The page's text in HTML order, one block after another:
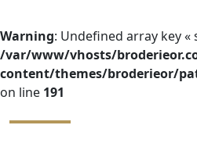
Warning: Undefined array key «
/var/www/vhosts/
content/themes/broderieor/
on line 191